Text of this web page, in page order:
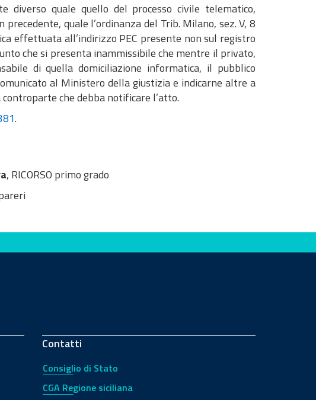
diverso quale quello del processo civile telematico,
quale l’ordinanza del Trib. Milano, sez. V, 8
effettuata all’indirizzo PEC presente non sul registro
che si presenta inammissibile che mentre il privato,
di quella domiciliazione informatica, il pubblico
al Ministero della giustizia e indicarne altre a
che debba notificare l’atto.
.
, RICORSO primo grado
Contatti
Consiglio di Stato
CGA Regione siciliana